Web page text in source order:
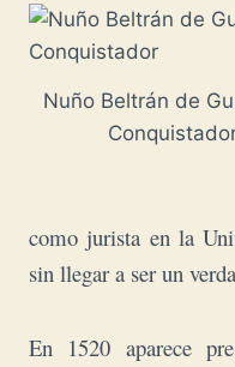
Nuño Beltrán de
como jurista en la
sin llegar a ser un
En 1520 aparece